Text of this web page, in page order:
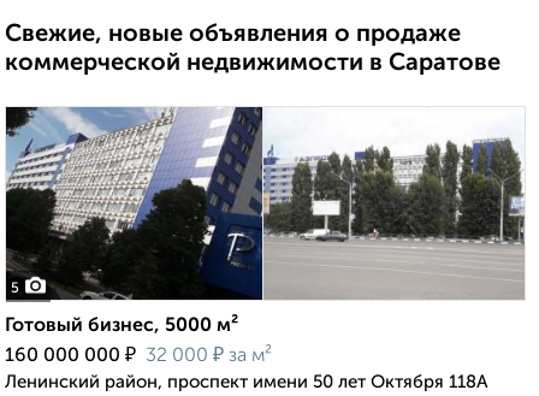
Свежие, новые объявления о продаже
коммерческой недвижимости в Саратове
5
Готовый бизнес, 5000 м²
160 000 000 ₽ 32 000 ₽ за м²
Ленинский район, проспект имени 50 лет Октября 118А